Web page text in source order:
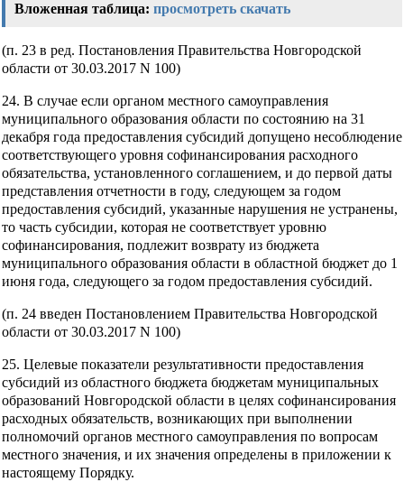
Вложенная таблица: просмотреть скачать
(п. 23 в ред. Постановления Правительства Новгородской
области от 30.03.2017 N 100)
24. В случае если органом местного самоуправления
муниципального образования области по состоянию на 31
декабря года предоставления субсидий допущено несоблюдение
соответствующего уровня софинансирования расходного
обязательства, установленного соглашением, и до первой даты
представления отчетности в году, следующем за годом
предоставления субсидий, указанные нарушения не устранены,
то часть субсидии, которая не соответствует уровню
софинансирования, подлежит возврату из бюджета
муниципального образования области в областной бюджет до 1
июня года, следующего за годом предоставления субсидий.
(п. 24 введен Постановлением Правительства Новгородской
области от 30.03.2017 N 100)
25. Целевые показатели результативности предоставления
субсидий из областного бюджета бюджетам муниципальных
образований Новгородской области в целях софинансирования
расходных обязательств, возникающих при выполнении
полномочий органов местного самоуправления по вопросам
местного значения, и их значения определены в приложении к
настоящему Порядку.